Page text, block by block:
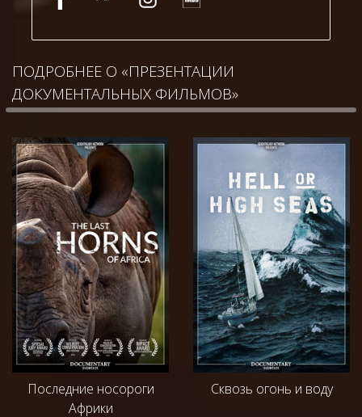
ПОДРОБНЕЕ О «ПРЕЗЕНТАЦИИ
ДОКУМЕНТАЛЬНЫХ ФИЛЬМОВ»
Последние носороги
Африки
Сквозь огонь и воду